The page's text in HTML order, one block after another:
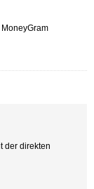
MoneyGram
der direkten